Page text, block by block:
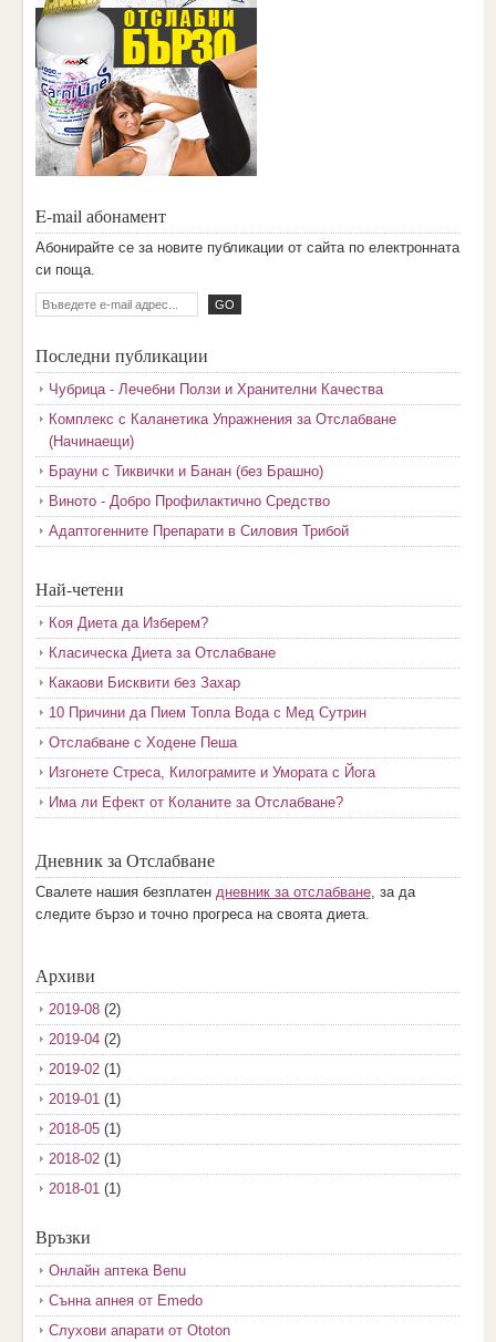
E-mail абонамент
Aбoниpaйтe ce зa нoвитe пyбликaции oт caйтa пo eлeктpoннaтa
cи пoщa.
Последни публикации
Чубрица - Лечебни Ползи и Хранителни Качества
Комплекс с Каланетика Упражнения за Отслабване
(Начинаещи)
Брауни с Тиквички и Банан (без Брашно)
Виното - Добро Профилактично Средство
Адаптогенните Препарати в Силовия Трибой
Най-четени
Коя Диета да Изберем?
Класическа Диета за Отслабване
Какаови Бисквити без Захар
10 Причини да Пием Топла Вода с Мед Сутрин
Отслабване с Ходене Пеша
Изгонете Стреса, Килограмите и Умората с Йога
Има ли Ефект от Коланите за Отслабване?
Дневник за Отслабване
Свалете нашия безплатен дневник за отслабване, за да
следите бързо и точно прогреса на своята диета.
Архиви
2019-08(2)
2019-04(2)
2019-02(1)
2019-01(1)
2018-05(1)
2018-02(1)
2018-01(1)
2017-11
2017-10(3)
2017-08(3)
2017-07(1)
Връзки
Онлайн аптека Benu
Сънна апнея от Emedo
Слухови апарати от Ototon